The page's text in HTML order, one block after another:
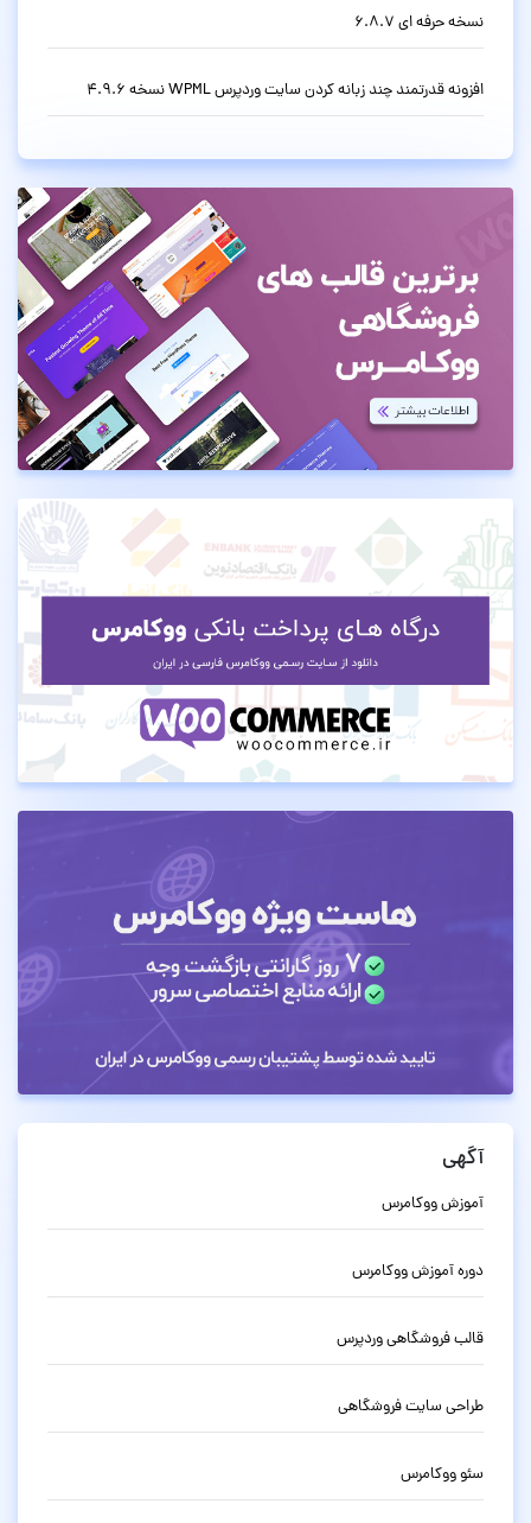
نسخه حرفه ای 6.8.7
افزونه قدرتمند چند زبانه کردن سایت وردپرس WPML نسخه 4.9.6
آگهی
آموزش ووکامرس
دوره آموزش ووکامرس
قالب فروشگاهی وردپرس
طراحی سایت فروشگاهی
سئو ووکامرس